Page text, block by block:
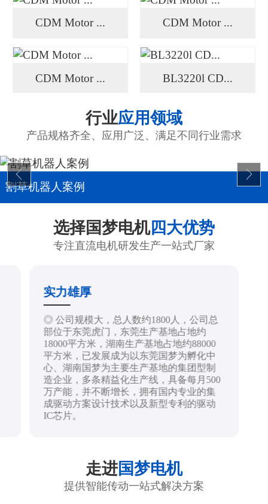
CDM Motor ... CDM Motor ...
CDM Motor ... BL3220l CD...
行业应用领域
产品规格齐全、应用广泛、满足不同行业需求
割草机器人案例
选择国梦电机四大优势
专注直流电机研发生产一站式厂家
实力雄厚
◎ 公司规模大，总人数约1800人，公司总
部位于东莞虎门，东莞生产基地占地约
18000平方米，湖南生产基地占地约88000
平方米，已发展成为以东莞国梦为孵化中
心、湖南国梦为主要生产基地的集团型制
造企业，多条精益化生产线，具备每月500
万产能，并不断增长，拥有国内专业的集
成驱动方案设计技术以及新型专利的驱动
IC芯片。
走进国梦电机
提供智能传动一站式解决方案